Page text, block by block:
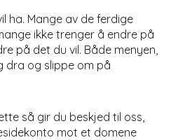
ha. Mange av de ferdige
ikke trenger å endre på
på det du vil. Både menyen,
dra og slippe om på
så gir du beskjed til oss,
mot et domene